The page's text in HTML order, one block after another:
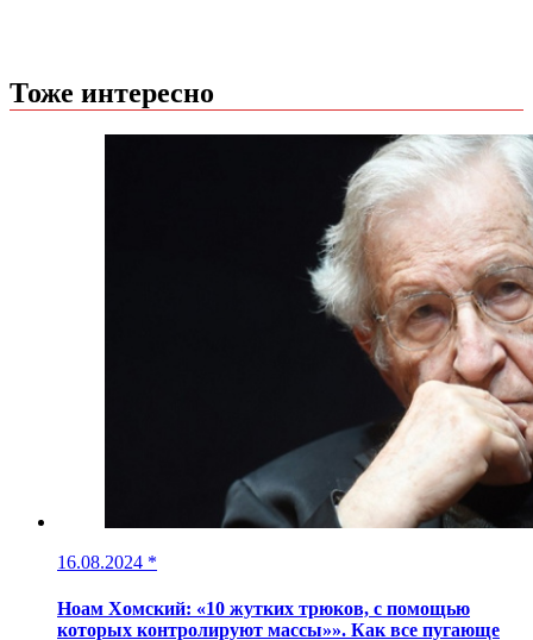
Тоже интересно
16.08.2024 *
Ноам Хомский: «10 жутких трюков, с помощью
которых контролируют массы»». Как все пугающе